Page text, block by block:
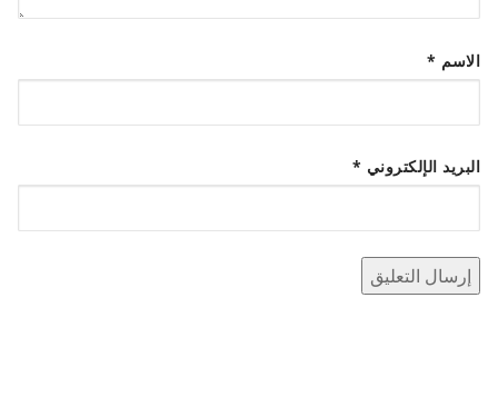
الاسم *
البريد الإلكتروني *